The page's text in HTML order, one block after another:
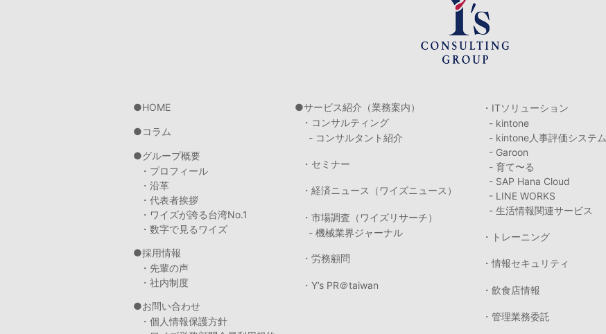
HOME
コラム
グループ概要
・プロフィール
・沿革
・代表者挨拶
・ワイズが誇る台湾No.1
・数字で見るワイズ
採用情報
・先輩の声
・社内制度
お問い合わせ
・個人情報保護方針
サービス紹介（業務案内）
・コンサルティング
- コンサルタント紹介
・セミナー
・経済ニュース（ワイズニュース）
・市場調査（ワイズリサーチ）
- 機械業界ジャーナル
・労務顧問
・Y’s PR＠taiwan
・ITソリューション
- kintone
- kintone人事評価システム
- Garoon
- 育て〜る
- SAP Hana Cloud
- LINE WORKS
- 生活情報関連サービス
・トレーニング
・情報セキュリティ
・飲食店情報
・管理業務委託